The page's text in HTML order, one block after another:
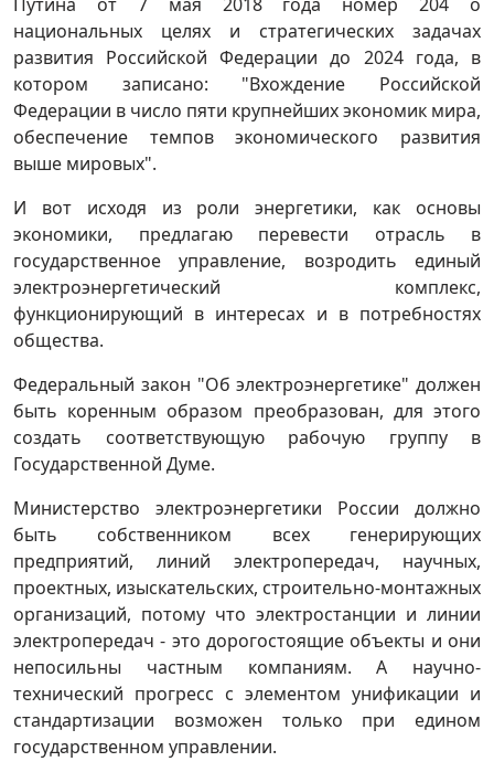
национальных целях и стратегических задачах
развития Российской Федерации до 2024 года, в
котором записано: "Вхождение Российской
Федерации в число пяти крупнейших экономик мира,
обеспечение темпов экономического развития
выше мировых".
И вот исходя из роли энергетики, как основы
экономики, предлагаю перевести отрасль в
государственное управление, возродить единый
электроэнергетический комплекс,
функционирующий в интересах и в потребностях
общества.
Федеральный закон "Об электроэнергетике" должен
быть коренным образом преобразован, для этого
создать соответствующую рабочую группу в
Государственной Думе.
Министерство электроэнергетики России должно
быть собственником всех генерирующих
предприятий, линий электропередач, научных,
проектных, изыскательских, строительно-монтажных
организаций, потому что электростанции и линии
электропередач - это дорогостоящие объекты и они
непосильны частным компаниям. А научно-
технический прогресс с элементом унификации и
стандартизации возможен только при едином
государственном управлении.